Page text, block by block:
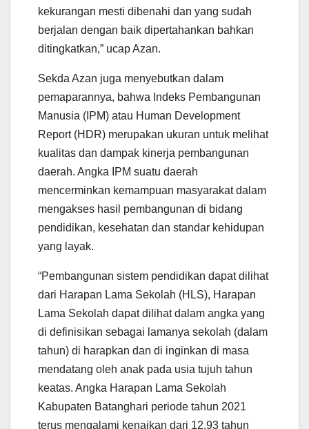
kekurangan mesti dibenahi dan yang sudah
berjalan dengan baik dipertahankan bahkan
ditingkatkan,” ucap Azan.
Sekda Azan juga menyebutkan dalam
pemaparannya, bahwa Indeks Pembangunan
Manusia (IPM) atau Human Development
Report (HDR) merupakan ukuran untuk melihat
kualitas dan dampak kinerja pembangunan
daerah. Angka IPM suatu daerah
mencerminkan kemampuan masyarakat dalam
mengakses hasil pembangunan di bidang
pendidikan, kesehatan dan standar kehidupan
yang layak.
“Pembangunan sistem pendidikan dapat dilihat
dari Harapan Lama Sekolah (HLS), Harapan
Lama Sekolah dapat dilihat dalam angka yang
di definisikan sebagai lamanya sekolah (dalam
tahun) di harapkan dan di inginkan di masa
mendatang oleh anak pada usia tujuh tahun
keatas. Angka Harapan Lama Sekolah
Kabupaten Batanghari periode tahun 2021
terus mengalami kenaikan dari 12,93 tahun